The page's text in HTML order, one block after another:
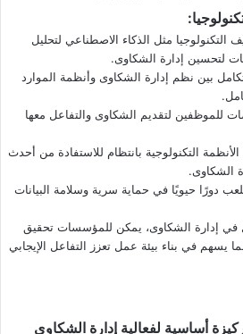
:
التكنولوجيا مثل الذكاء الاصطناعي لتحليل
لتحسين إدارة الشكاوى.
بين نظم إدارة الشكاوى وأنظمة الموارد
للموظفين لتقديم الشكاوى والتفاعل معها
التكنولوجية بانتظام للاستفادة من أحدث
الشكاوى.
دورًا حيويًا في حماية سرية وسلامة البيانات
في إدارة الشكاوى، يمكن للمؤسسات تحقيق
يسهم في بناء بيئة عمل تعزز التفاعل الإيجابي
أساسية لفعالية إدارة الشكاوى